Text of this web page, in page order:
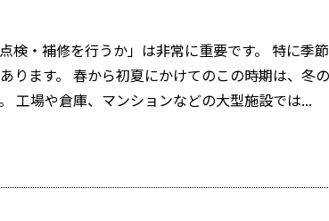
検・補修を行うか」は非常に重要です。 特に季
ります。 春から初夏にかけてのこの時期は、冬
工場や倉庫、マンションなどの大型施設では...